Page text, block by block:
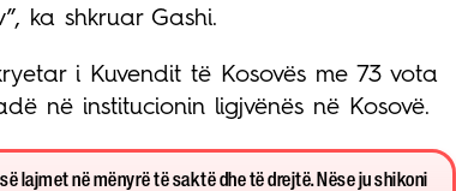
ka shkruar Gashi.
i Kuvendit të Kosovës me 73 vota
në institucionin ligjvënës në Kosovë.
lajmet në mënyrë të saktë dhe të drejtë. Nëse ju shikoni